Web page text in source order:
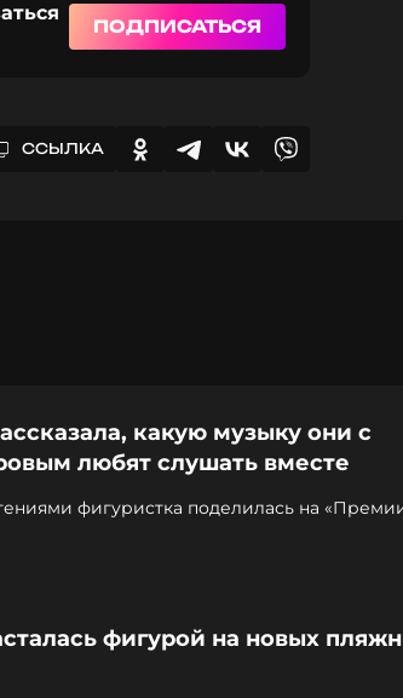
ПОДПИСАТЬСЯ
ССЫЛКА
какую музыку они с
любят слушать вместе
фигуристка поделилась на
фигурой на новых